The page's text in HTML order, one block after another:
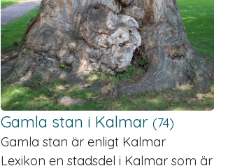
Gamla stan i Kalmar(74)
Gamla stan är enligt Kalmar
Lexikon en stadsdel i Kalmar som är